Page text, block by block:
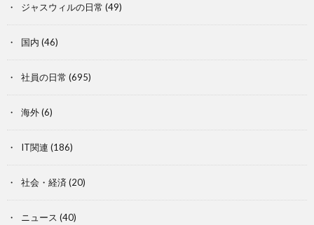
ジャスウィルの日常 (49)
国内 (46)
社員の日常 (695)
海外(6)
IT関連 (186)
社会・経済 (20)
ニュース (40)